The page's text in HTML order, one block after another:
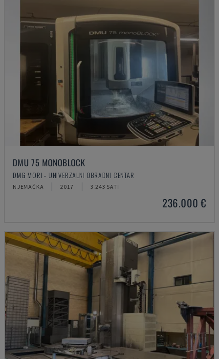
DMU 75 MONOBLOCK
DMG MORI - UNIVERZALNI OBRADNI CENTAR
NJEMAČKA 2017 3.243 SATI
236.000 €